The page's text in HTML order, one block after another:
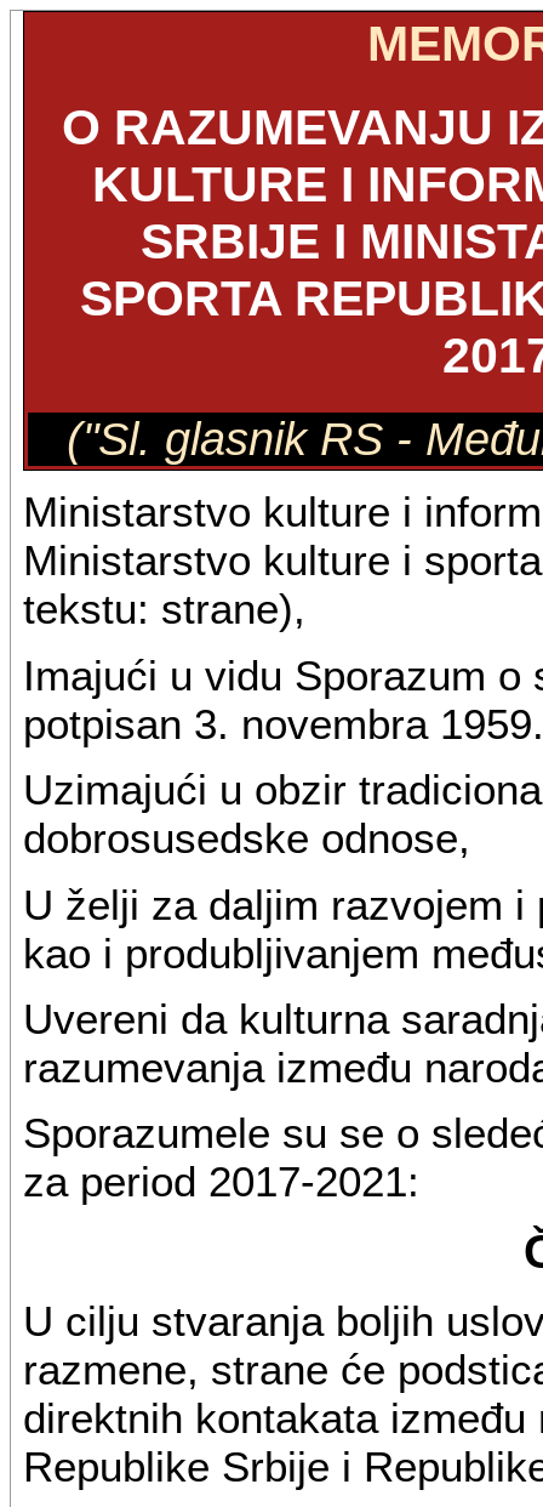
O RAZUMEVANJU
KULTURE I
SRBIJE I
SPORTA
("Sl. glasnik RS -
Ministarstvo kulture i
Ministarstvo kulture i
tekstu: strane),
Imajući u vidu Sporazum
potpisan 3. novembra
Uzimajući u obzir
dobrosusedske odnose,
U želji za daljim razvojem
kao i produbljivanjem
Uvereni da kulturna
razumevanja između
Sporazumele su se o
za period 2017-2021:
U cilju stvaranja boljih
razmene, strane će
direktnih kontakata
Republike Srbije i